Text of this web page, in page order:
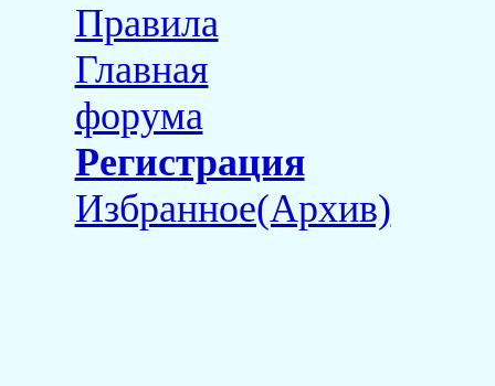
Правила
Главная
форума
Регистрация
Избранное(Архив)